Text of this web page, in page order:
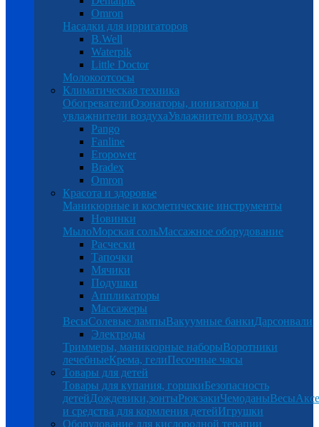
Omron
Насадки для ирригаторов
B.Well
Waterpik
Little Doctor
Молокоотсосы
Климатическая техника
ОбогревателиОзонаторы, ионизаторы и
увлажнители воздухаУвлажнители воздуха
Pango
Fanline
Eropower
Bradex
Omron
Красота и здоровье
Маникюрные и косметические инструменты
Новинки
МылоМорская сольМассажное оборудование
Расчески
Тапочки
Мячики
Подушки
Аппликаторы
Массажеры
ВесыСолевые лампыВакуумные банкиДарсонвали
Электроды
Триммеры, маникюрные наборыВоротники
лечебныеКрема, гелиПесочные часы
Товары для детей
Товары для купания, горшкиБезопасность
детейДождевики,зонтыРюкзакиЧемоданыВесы
и средства для кормления детейИгрушки
Оборудование для кислородной терапии